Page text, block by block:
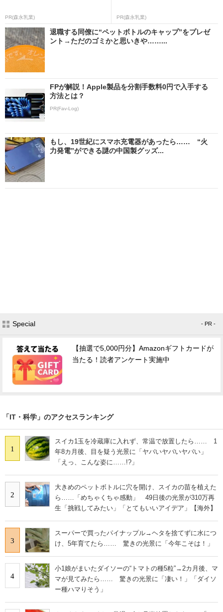
PR(森永乳業) PR(森永乳業)
退職する同僚に“ペットボトルのキャップ”をプレゼ
ント→ただのゴミかと思いきや……...
FPが解説！Apple製品を分割手数料0円で入手する
方法とは？
PR(Fav-Log)
もし、19世紀にスマホ充電器があったら…… “火
力発電”ができる謎の中国製グッズ...
Special - PR -
【抽選で5,000円分】Amazonギフトカードが
当たる！読者アンケート実施中
「IT・科学」のアクセスランキング
1
スイカ1玉を冷蔵庫に入れず、常温で放置したら…… 1
年8カ月後、目を疑う光景に「ヤバいヤバいヤバい」
「えっ、こんな姿に……!?」
2
大きめのペットボトルに穴を開け、スイカの苗を植えた
ら……「めちゃくちゃ感動」 49日後の光景が310万再
生「挑戦してみたい」「とてもいいアイデア」【海外】
3
スーパーで買ったパイナップル→ヘタを捨てずに水につ
け、5年育てたら…… 驚きの光景に「今年こそは！」
4
小1娘がまいたダイソーの“トマトの種5粒”→2カ月後、マ
マが見てみたら…… 驚きの光景に「凄い！」「ダイソ
ー種ハマりそう」